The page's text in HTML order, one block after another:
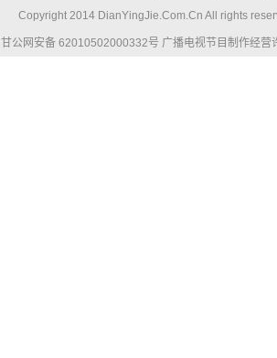
Copyright 2014 DianYingJie.Com.Cn All rights
甘公网安备 62010502000332号 广播电视节目制作经